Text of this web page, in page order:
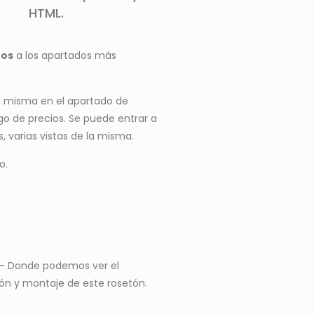
HTML.
a los apartados más
en el apartado de
de precios. Se puede entrar a
varias vistas de la misma.
Donde podemos ver el
y montaje de este rosetón.